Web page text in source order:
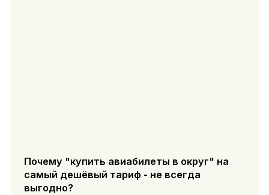
Почему "купить авиабилеты в округ" на
самый дешёвый тариф - не всегда
выгодно?